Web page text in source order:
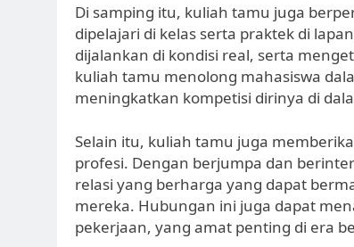
Di samping itu, kuliah tamu juga
dipelajari di kelas serta praktek di
dijalankan di kondisi real, serta
kuliah tamu menolong mahasiswa
meningkatkan kompetisi dirinya di
Selain itu, kuliah tamu juga
profesi. Dengan berjumpa dan
relasi yang berharga yang dapat
mereka. Hubungan ini juga dapat
pekerjaan, yang amat penting di era